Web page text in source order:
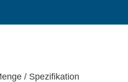
/ Spezifikation